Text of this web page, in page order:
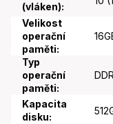
(vláken):
Velikost
operační
paměti:
Typ
operační
paměti:
Kapacita
disku: